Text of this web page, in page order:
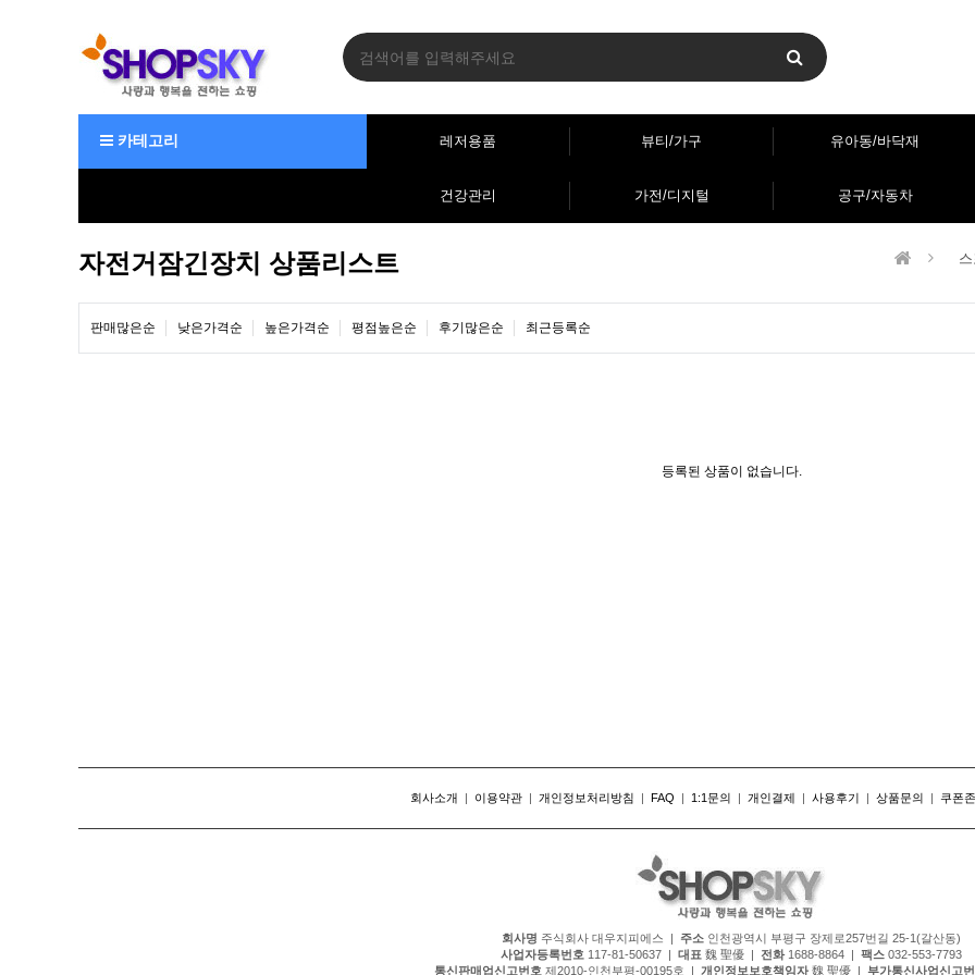
카테고리 레저용품 뷰티/가구 유아동/바닥재
건강관리 가전/디지털 공구/자동차
자전거잠긴장치 상품리스트
판매많은순 낮은가격순 높은가격순 평점높은순 후기많은순 최근등록순
등록된 상품이 없습니다.
회사소개 | 이용약관 | 개인정보처리방침 | FAQ | 1:1문의 | 개인결제 | 사용후기 | 상품문의 | 쿠폰존
회사명 주식회사 대우지피에스 | 주소 인천광역시 부평구 장제로257번길 25-1(갈산동)
사업자등록번호 117-81-50637 | 대표 魏 聖優 | 전화1688-8864 | 팩스 032-553-7793
통신판매업신고번호 제2010-인천부평-00195호 | 개인정보보호책임자魏 聖優 | 부가통신사업신고